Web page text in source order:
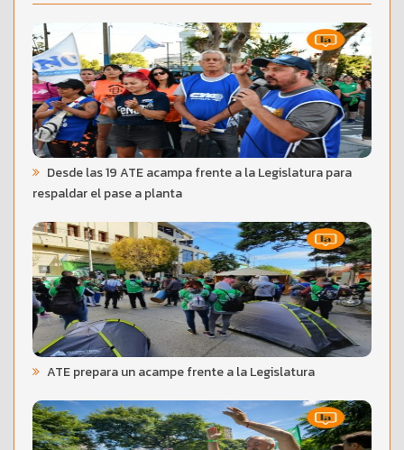
Desde las 19 ATE acampa frente a la Legislatura para
respaldar el pase a planta
ATE prepara un acampe frente a la Legislatura